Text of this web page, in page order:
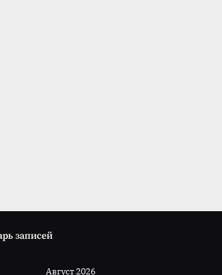
записей
Август 2026